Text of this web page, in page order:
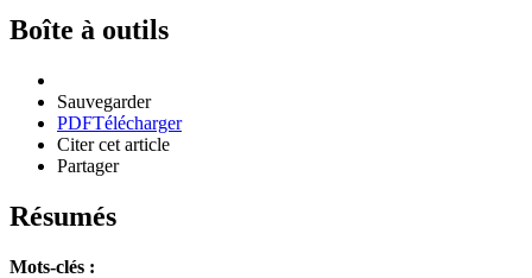
Boîte à outils
Sauvegarder
PDFTélécharger
Citer cet article
Partager
Résumés
Mots-clés :